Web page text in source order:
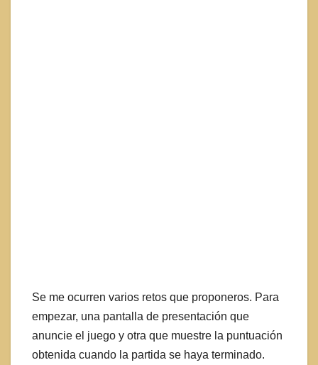
Se me ocurren varios retos que proponeros. Para
empezar, una pantalla de presentación que
anuncie el juego y otra que muestre la puntuación
obtenida cuando la partida se haya terminado.